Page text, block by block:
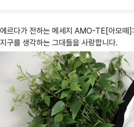
에르다가 전하는 메세지 AMO-TE[아모떼]:
지구를 생각하는 그대들을 사랑합니다.